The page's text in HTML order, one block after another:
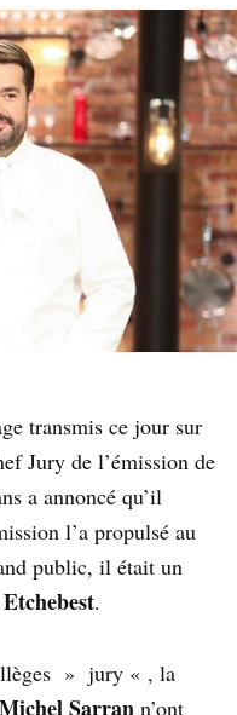
transmis ce jour sur
Jury de l’émission de
a annoncé qu’il
l’a propulsé au
public, il était un
.
» jury « , la
Michel Sarran n’ont